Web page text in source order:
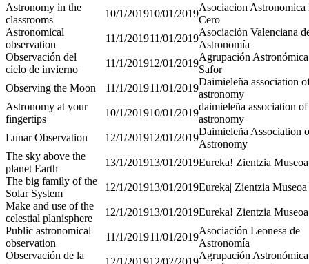
Astronomy in the
classrooms
10/1/201910/01/2019
Asociacion Astronomica
Cero
Astronomical
observation
11/1/201911/01/2019
Asociación Valenciana
Astronomía
Observación del
cielo de invierno
11/1/201912/01/2019
Agrupación
Safor
Observing the Moon
11/1/201911/01/2019
Daimieleña association
astronomy
Astronomy at your
fingertips
10/1/201910/01/2019
daimieleña association of
astronomy
Lunar Observation
12/1/201912/01/2019
Daimieleña Association
Astronomy
The sky above the
planet Earth
13/1/201913/01/2019Eureka! Zientzia Museoa
The big family of the
Solar System
12/1/201913/01/2019Eureka| Zientzia Museoa
Make and use of the
celestial planisphere
12/1/201913/01/2019Eureka! Zientzia Museoa
Public astronomical
observation
11/1/201911/01/2019
Asociación Leonesa de
Astronomía
Observación de la
12/1/201912/02/2019
Agrupación